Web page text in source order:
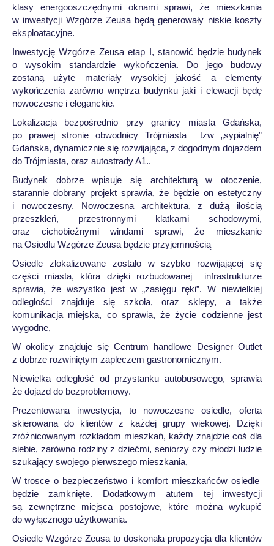
klasy energooszczędnymi oknami sprawi, że mieszkania
w inwestycji Wzgórze Zeusa będą generowały niskie koszty
eksploatacyjne.
Inwestycję Wzgórze Zeusa etap I, stanowić będzie budynek
o wysokim standardzie wykończenia. Do jego budowy
zostaną użyte materiały wysokiej jakość a elementy
wykończenia zarówno wnętrza budynku jaki i elewacji będę
nowoczesne i eleganckie.
Lokalizacja bezpośrednio przy granicy miasta Gdańska,
po prawej stronie obwodnicy Trójmiasta tzw „sypialnię”
Gdańska, dynamicznie się rozwijająca, z dogodnym dojazdem
do Trójmiasta, oraz autostrady A1..
Budynek dobrze wpisuje się architekturą w otoczenie,
starannie dobrany projekt sprawia, że będzie on estetyczny
i nowoczesny. Nowoczesna architektura, z dużą ilością
przeszkleń, przestronnymi klatkami schodowymi,
oraz cichobieżnymi windami sprawi, że mieszkanie
na Osiedlu Wzgórze Zeusa będzie przyjemnością
Osiedle zlokalizowane zostało w szybko rozwijającej się
części miasta, która dzięki rozbudowanej infrastrukturze
sprawia, że wszystko jest w „zasięgu ręki”. W niewielkiej
odległości znajduje się szkoła, oraz sklepy, a także
komunikacja miejska, co sprawia, że życie codzienne jest
wygodne,
W okolicy znajduje się Centrum handlowe Designer Outlet
z dobrze rozwiniętym zapleczem gastronomicznym.
Niewielka odległość od przystanku autobusowego, sprawia
że dojazd do bezproblemowy.
Prezentowana inwestycja, to nowoczesne osiedle, oferta
skierowana do klientów z każdej grupy wiekowej. Dzięki
zróżnicowanym rozkładom mieszkań, każdy znajdzie coś dla
siebie, zarówno rodziny z dziećmi, seniorzy czy młodzi ludzie
szukający swojego pierwszego mieszkania,
W trosce o bezpieczeństwo i komfort mieszkańców osiedle
będzie zamknięte. Dodatkowym atutem tej inwestycji
są zewnętrzne miejsca postojowe, które można wykupić
do wyłącznego użytkowania.
Osiedle Wzgórze Zeusa to doskonała propozycja dla klientów